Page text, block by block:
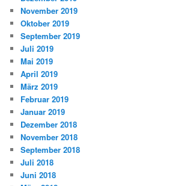
November 2019
Oktober 2019
September 2019
Juli 2019
Mai 2019
April 2019
März 2019
Februar 2019
Januar 2019
Dezember 2018
November 2018
September 2018
Juli 2018
Juni 2018